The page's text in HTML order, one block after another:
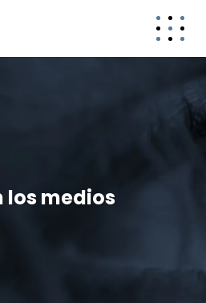
los medios